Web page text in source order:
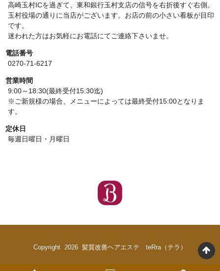
高崎玉村ICを過ぎて、東和銀行玉村支店の信号を右折後すぐ右側。
玉村役場の通りに当店がございます。お店の前の小さい看板が目印
です。
迷われた方はお気軽にお電話にてご連絡下さいませ。
電話番号
0270-71-6217
営業時間
9:00～18:30(最終受付15:30迄)
※ご新規様の場合、メニューによっては最終受付15:00となりま
す。
定休日
毎週日曜日・月曜日
Copyright 2026 髪質改善ヘアエステ teRra（テラ）